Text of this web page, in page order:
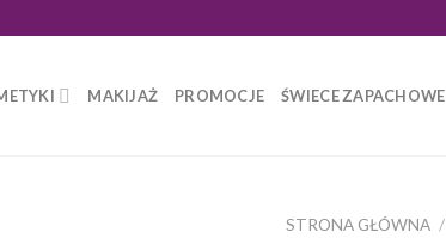
MAKIJAŻ PROMOCJE ŚWIECE ZAPACHOWE
STRONA GŁÓWNA /